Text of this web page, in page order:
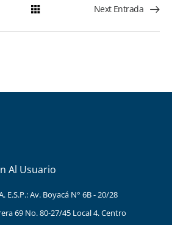
Next Entrada
Al Usuario
E.S.P.: Av. Boyacá N° 6B - 20/28
69 No. 80-27/45 Local 4. Centro